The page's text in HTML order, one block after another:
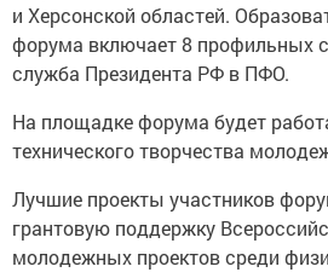
и Херсонской областей.
форума включает 8 профильных
служба Президента РФ в ПФО.
На площадке форума будет
технического творчества
Лучшие проекты участников
грантовую поддержку
молодежных проектов среди